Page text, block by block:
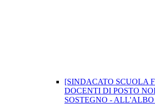
[SINDACATO SCUOLA
DOCENTI DI POSTO
SOSTEGNO -